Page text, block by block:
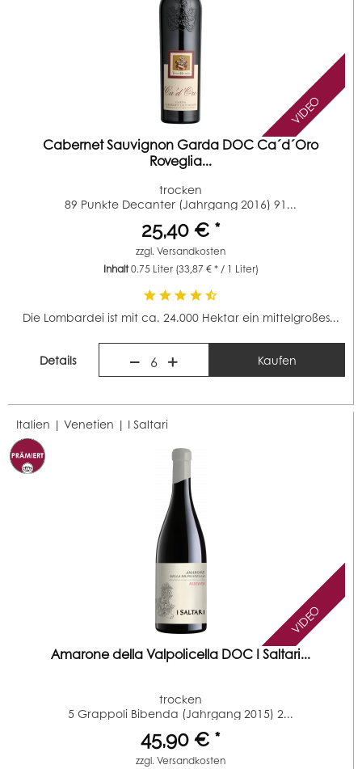
VIDEO
Cabernet Sauvignon Garda DOC Ca´d´Oro
Roveglia...
trocken
89 Punkte Decanter (Jahrgang 2016) 91...
25,40 € *
zzgl.Versandkosten
Inhalt0.75 Liter (33,87 € * / 1 Liter)
Die Lombardei ist mit ca. 24.000 Hektar ein mittelgroßes...
Details 6 Kaufen
Italien | Venetien | I Saltari
VIDEO
Amarone della Valpolicella DOC I Saltari...
trocken
5 Grappoli Bibenda (Jahrgang 2015) 2...
45,90 € *
zzgl.Versandkosten